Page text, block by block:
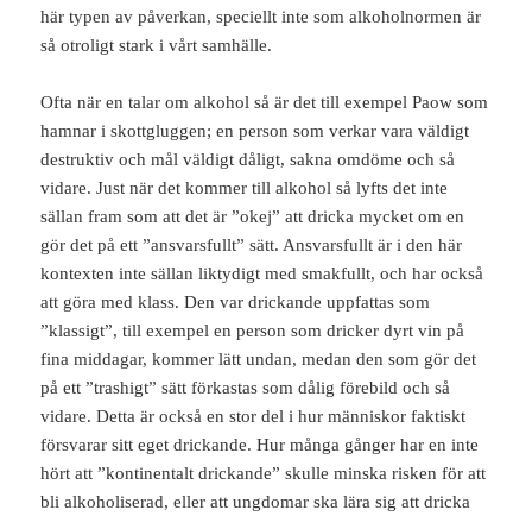
här typen av påverkan, speciellt inte som alkoholnormen är
så otroligt stark i vårt samhälle.
Ofta när en talar om alkohol så är det till exempel Paow som
hamnar i skottgluggen; en person som verkar vara väldigt
destruktiv och mål väldigt dåligt, sakna omdöme och så
vidare. Just när det kommer till alkohol så lyfts det inte
sällan fram som att det är ”okej” att dricka mycket om en
gör det på ett ”ansvarsfullt” sätt. Ansvarsfullt är i den här
kontexten inte sällan liktydigt med smakfullt, och har också
att göra med klass. Den var drickande uppfattas som
”klassigt”, till exempel en person som dricker dyrt vin på
fina middagar, kommer lätt undan, medan den som gör det
på ett ”trashigt” sätt förkastas som dålig förebild och så
vidare. Detta är också en stor del i hur människor faktiskt
försvarar sitt eget drickande. Hur många gånger har en inte
hört att ”kontinentalt drickande” skulle minska risken för att
bli alkoholiserad, eller att ungdomar ska lära sig att dricka